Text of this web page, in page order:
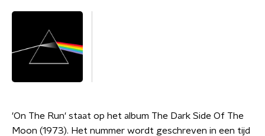
'On The Run' staat op het album The Dark Side Of The
Moon (1973). Het nummer wordt geschreven in een tijd